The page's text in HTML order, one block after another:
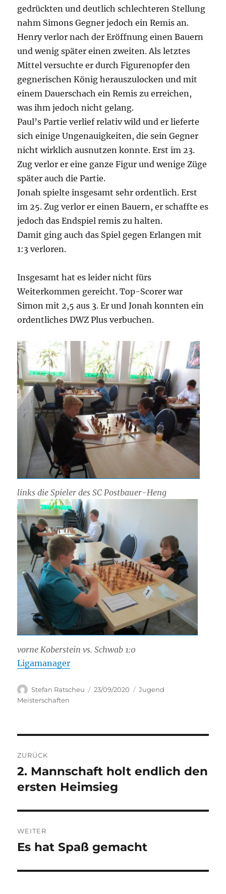
gedrückten und deutlich schlechteren Stellung
nahm Simons Gegner jedoch ein Remis an.
Henry verlor nach der Eröffnung einen Bauern
und wenig später einen zweiten. Als letztes
Mittel versuchte er durch Figurenopfer den
gegnerischen König herauszulocken und mit
einem Dauerschach ein Remis zu erreichen,
was ihm jedoch nicht gelang.
Paul’s Partie verlief relativ wild und er lieferte
sich einige Ungenauigkeiten, die sein Gegner
nicht wirklich ausnutzen konnte. Erst im 23.
Zug verlor er eine ganze Figur und wenige Züge
später auch die Partie.
Jonah spielte insgesamt sehr ordentlich. Erst
im 25. Zug verlor er einen Bauern, er schaffte es
jedoch das Endspiel remis zu halten.
Damit ging auch das Spiel gegen Erlangen mit
1:3 verloren.
Insgesamt hat es leider nicht fürs
Weiterkommen gereicht. Top-Scorer war
Simon mit 2,5 aus 3. Er und Jonah konnten ein
ordentliches DWZ Plus verbuchen.
links die Spieler des SC Postbauer-Heng
vorne Koberstein vs. Schwab 1:0
Ligamanager
Autor
Stefan Ratscheu
Veröffentlicht
23/09/2020 Kategorien
Jugend
Meisterschaften
ZURÜCK
Vorheriger
Beitrag:
2. Mannschaft holt endlich den
ersten Heimsieg
WEITER
Nächster
Es hat Spaß gemacht